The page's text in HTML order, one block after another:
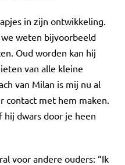
in zijn ontwikkeling.
weten bijvoorbeeld
Oud worden kan hij
van alle kleine
van Milan is mij nu al
contact met hem maken.
hij dwars door je heen
voor andere ouders: “Ik